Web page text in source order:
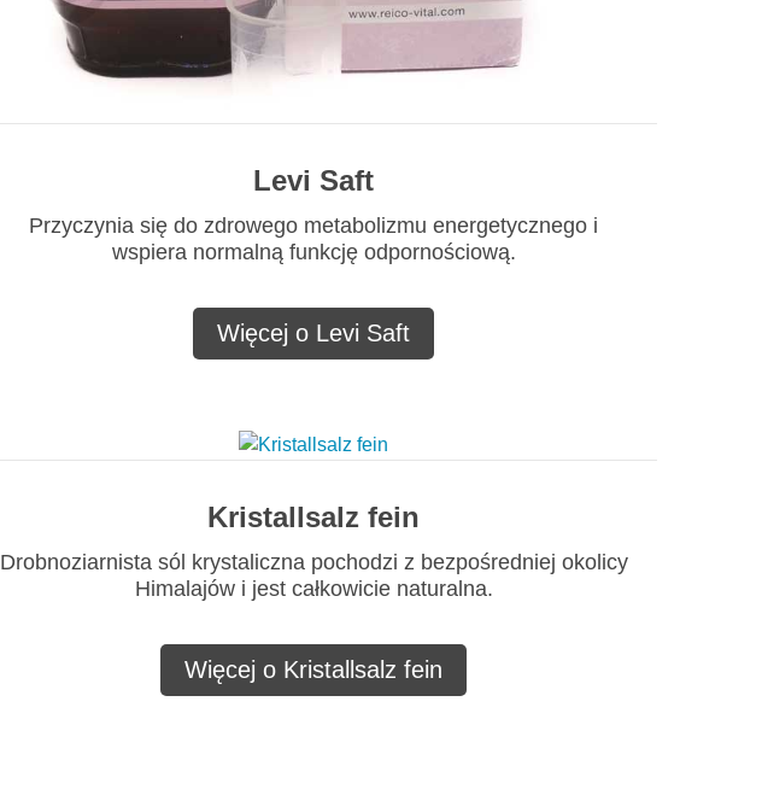
Levi Saft
Przyczynia się do zdrowego metabolizmu energetycznego i
wspiera normalną funkcję odpornościową.
Więcej o Levi Saft
Kristallsalz fein
Drobnoziarnista sól krystaliczna pochodzi z bezpośredniej okolicy
Himalajów i jest całkowicie naturalna.
Więcej o Kristallsalz fein